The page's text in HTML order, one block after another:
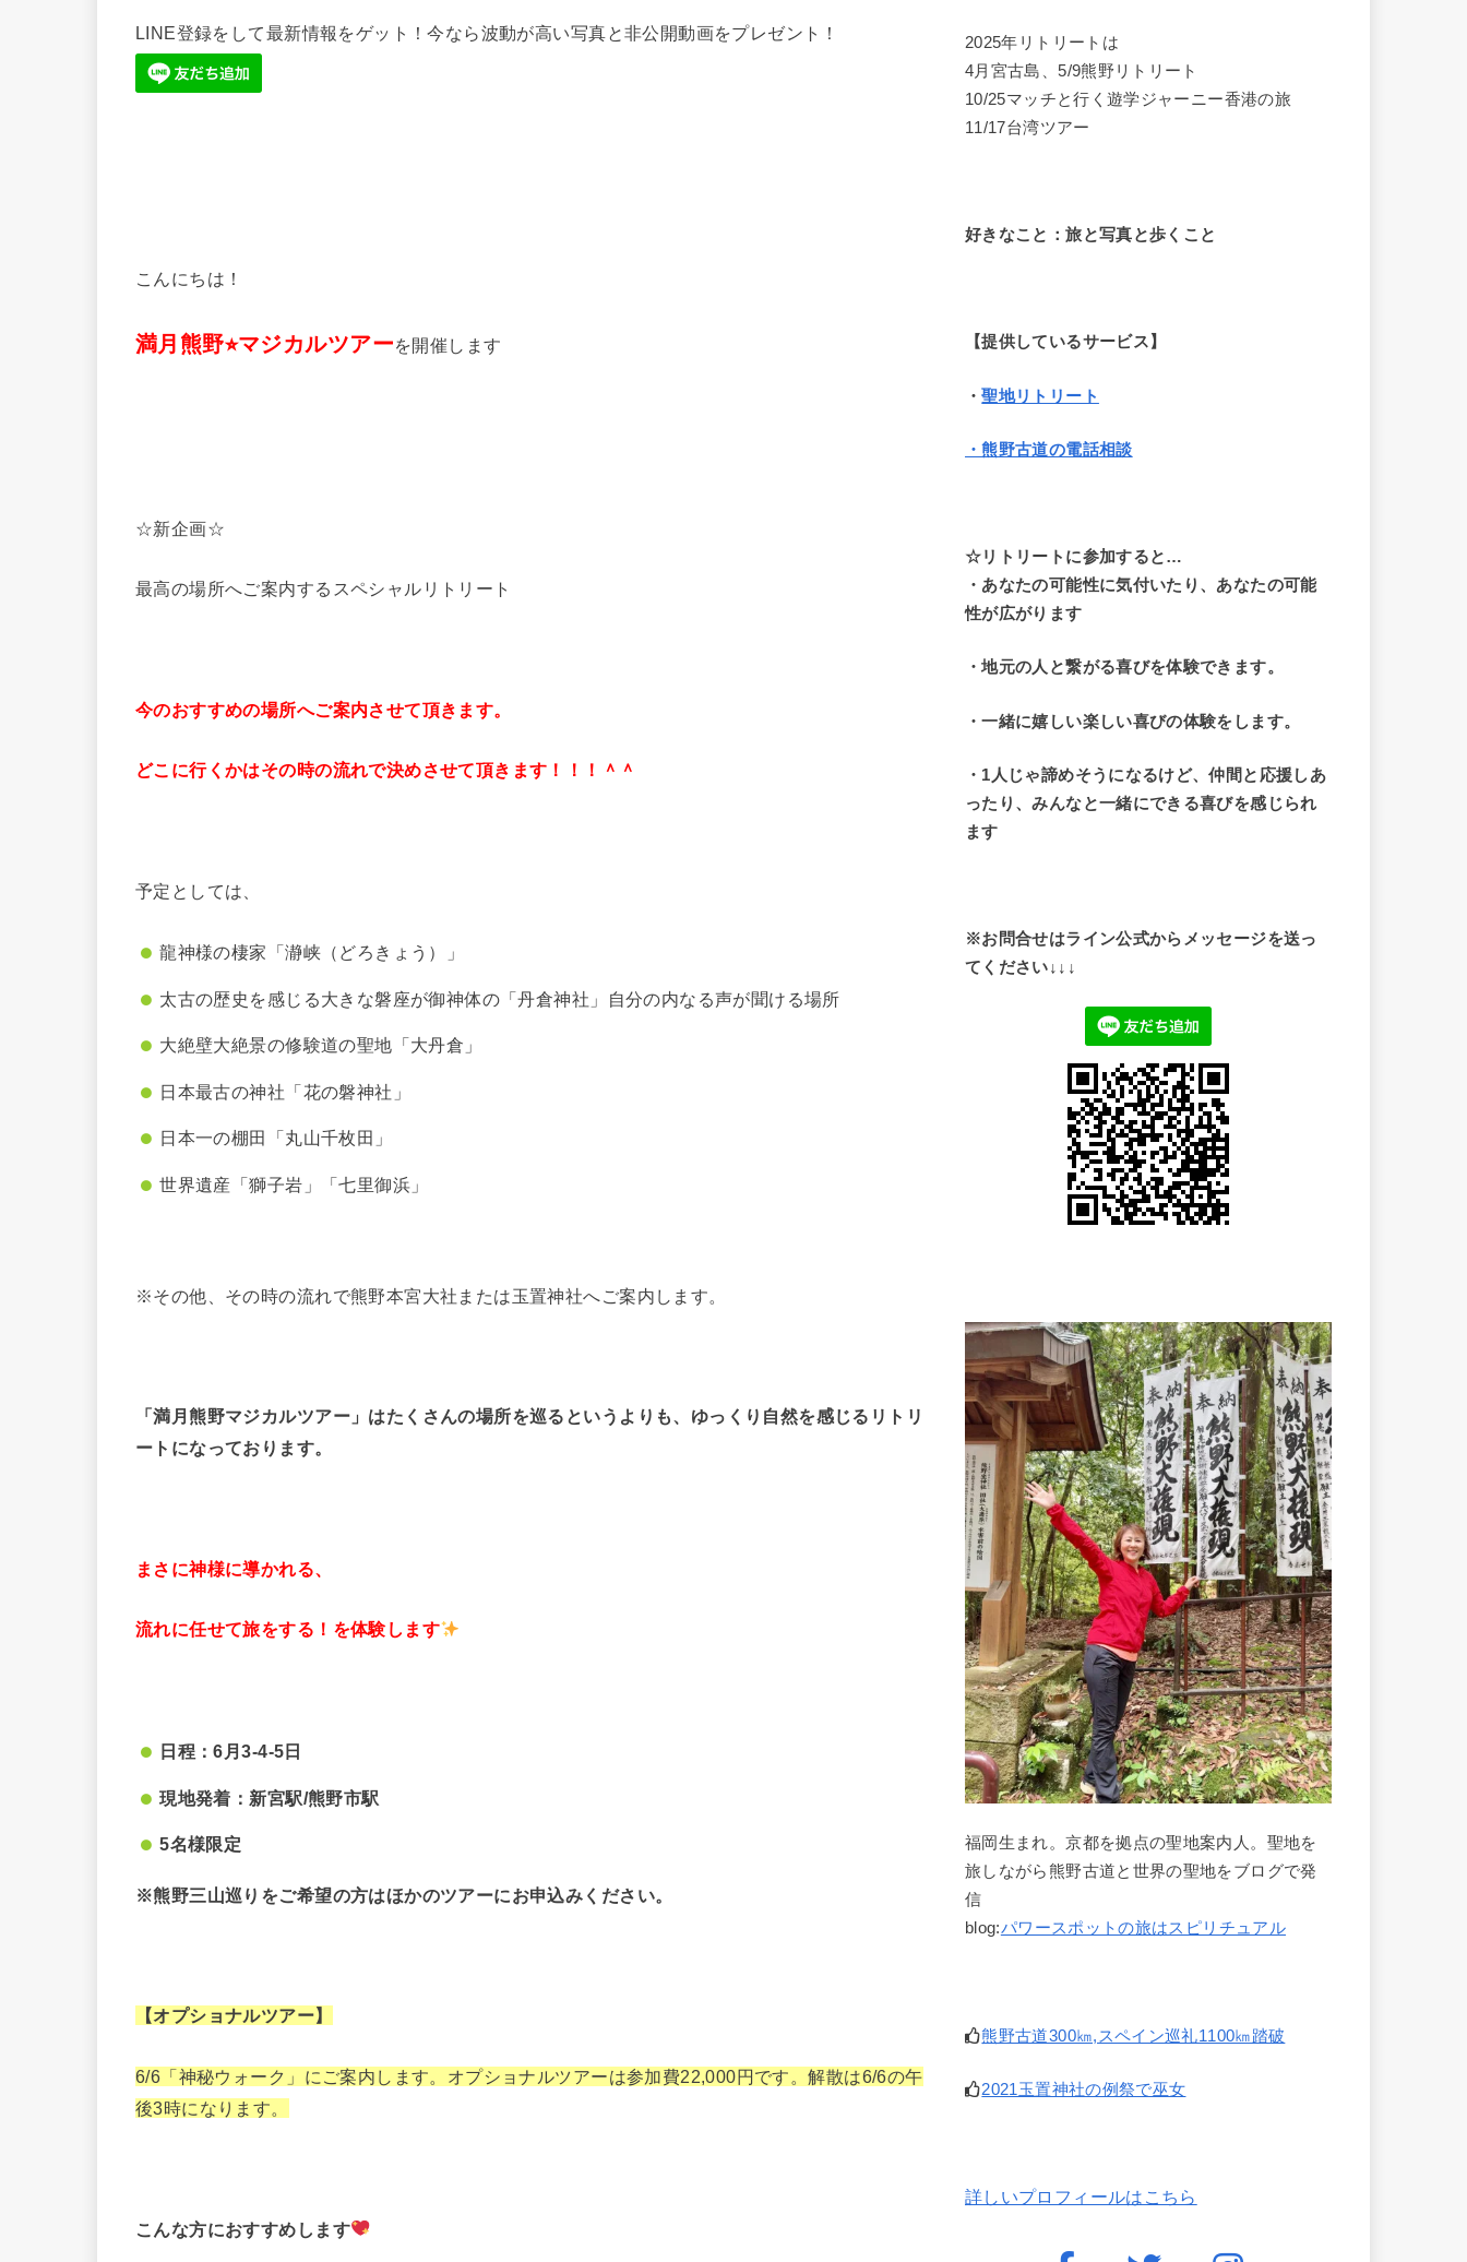
LINE登録をして最新情報をゲット！今なら波動が高い写真と非公開動画をプレゼント！
こんにちは！
満月熊野⭐︎マジカルツアーを開催します
☆新企画☆
最高の場所へご案内するスペシャルリトリート
今のおすすめの場所へご案内させて頂きます。
どこに行くかはその時の流れで決めさせて頂きます！！！＾＾
予定としては、
龍神様の棲家「瀞峡（どろきょう）」
太古の歴史を感じる大きな磐座が御神体の「丹倉神社」自分の内なる声が聞ける場所
大絶壁大絶景の修験道の聖地「大丹倉」
日本最古の神社「花の磐神社」
日本一の棚田「丸山千枚田」
世界遺産「獅子岩」「七里御浜」
※その他、その時の流れで熊野本宮大社または玉置神社へご案内します。
「満月熊野マジカルツアー」はたくさんの場所を巡るというよりも、ゆっくり自然を感じるリトリ
ートになっております。
まさに神様に導かれる、
流れに任せて旅をする！を体験します
日程：6月3-4-5日
現地発着：新宮駅/熊野市駅
5名様限定
※熊野三山巡りをご希望の方はほかのツアーにお申込みください。
【オプショナルツアー】
6/6「神秘ウォーク」にご案内します。オプショナルツアーは参加費22,000円です。解散は6/6の午
後3時になります。
こんな方におすすめします
2025年リトリートは
4月宮古島、5/9熊野リトリート
10/25マッチと行く遊学ジャーニー香港の旅
11/17台湾ツアー
好きなこと：旅と写真と歩くこと
【提供しているサービス】
・聖地リトリート
・熊野古道の電話相談
☆リトリートに参加すると…
・ あなたの可能性に気付いたり、あなたの可能
性が広がります
・地元の人と繋がる喜びを体験できます。
・一緒に嬉しい楽しい喜びの体験をします。
・1人じゃ諦めそうになるけど、仲間と応援しあ
ったり、みんなと一緒にできる喜びを感じられ
ます
※お問合せはライン公式からメッセージを送っ
てください↓↓↓
福岡生まれ。京都を拠点の聖地案内人。聖地を
旅しながら熊野古道と世界の聖地をブログで発
信
blog:パワースポットの旅はスピリチュアル
熊野古道300㎞,スペイン巡礼1100㎞踏破
2021玉置神社の例祭で巫女
詳しいプロフィールはこちら